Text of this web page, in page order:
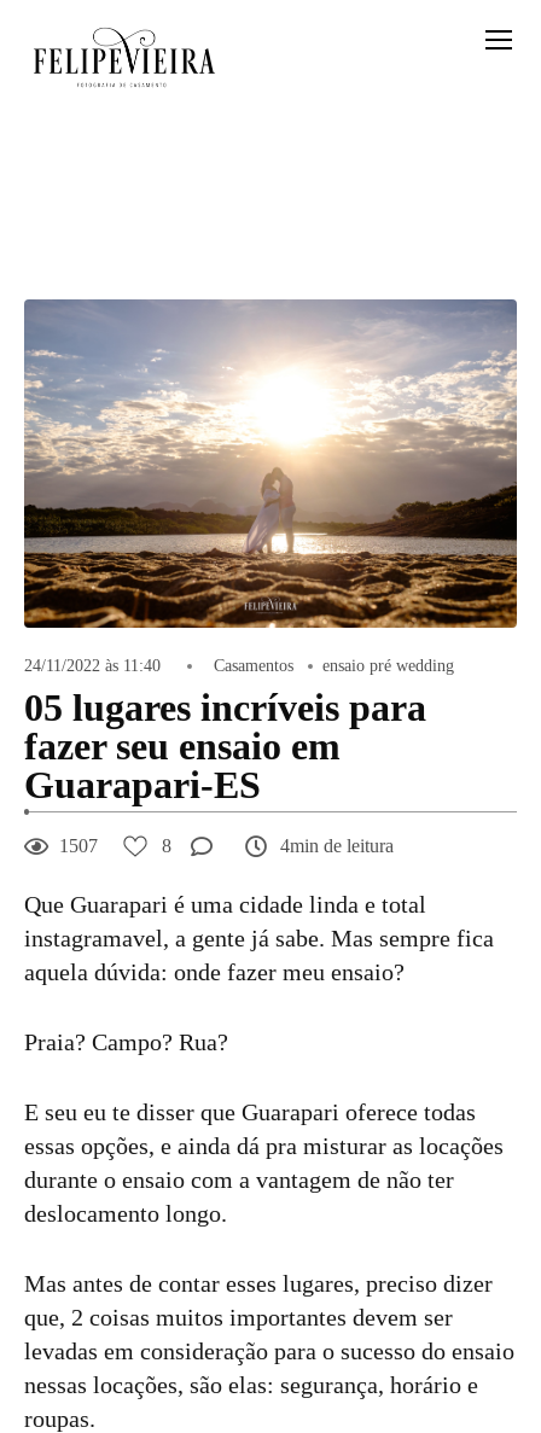
24/11/2022 às 11:40 Casamentos ensaio pré wedding
05 lugares incríveis para
fazer seu ensaio em
Guarapari-ES
1507 8 4min de leitura
Que Guarapari é uma cidade linda e total
instagramavel, a gente já sabe. Mas sempre fica
aquela dúvida: onde fazer meu ensaio?
Praia? Campo? Rua?
E seu eu te disser que Guarapari oferece todas
essas opções, e ainda dá pra misturar as locações
durante o ensaio com a vantagem de não ter
deslocamento longo.
Mas antes de contar esses lugares, preciso dizer
que, 2 coisas muitos importantes devem ser
levadas em consideração para o sucesso do ensaio
nessas locações, são elas: segurança, horário e
roupas.